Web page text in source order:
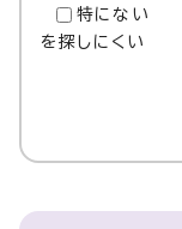
特にない
を探しにくい